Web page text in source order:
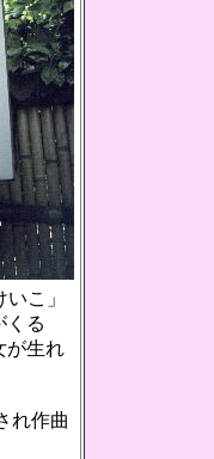
こ」
くる
が生れ
れ作曲